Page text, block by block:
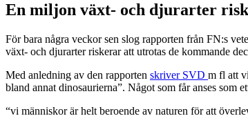
En miljon växt- och djurarter
För bara några veckor sen slog rapporten från FN:s
växt- och djurarter riskerar att utrotas de kommande
Med anledning av den rapporten skriver SVD m fl att
bland annat dinosaurierna”. Något som får anses som
“vi människor är helt beroende av naturen för att